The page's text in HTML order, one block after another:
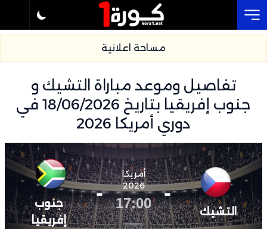
مساحة اعلانية
تفاصيل وموعد مباراة التشيك و
جنوب إفريقيا بتاريخ 18/06/2026 في
دوري أمريكا 2026
التشيك
-
أمريكا
2026
17:00
-
جنوب
إفريقيا